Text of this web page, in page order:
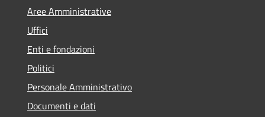
Aree Amministrative
Uffici
Enti e fondazioni
Politici
Personale Amministrativo
Documenti e dati